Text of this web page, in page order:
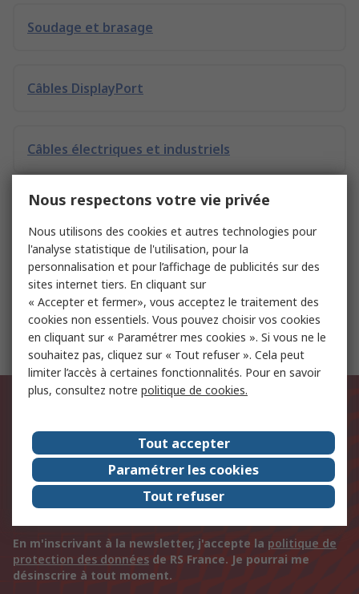
Soudage et brasage
Câbles DisplayPort
Câbles électriques et industriels
Boutons poussoirs et accessoires
Moteurs électriques
Câbles en nappe
Soyez informé.e de nos dernières
nouveautés et actualités
Votre adresse e-mail
En m'inscrivant à la newsletter, j'accepte la politique de
protection des données de RS France. Je pourrai me
désinscrire à tout moment.
Nous respectons votre vie privée
Nous utilisons des cookies et autres technologies pour
l'analyse statistique de l'utilisation, pour la
personnalisation et pour l’affichage de publicités sur des
sites internet tiers. En cliquant sur
« Accepter et fermer», vous acceptez le traitement des
cookies non essentiels. Vous pouvez choisir vos cookies
en cliquant sur « Paramétrer mes cookies ». Si vous ne le
souhaitez pas, cliquez sur « Tout refuser ». Cela peut
limiter l’accès à certaines fonctionnalités. Pour en savoir
plus, consultez notre politique de cookies.
Tout accepter
Paramétrer les cookies
Tout refuser